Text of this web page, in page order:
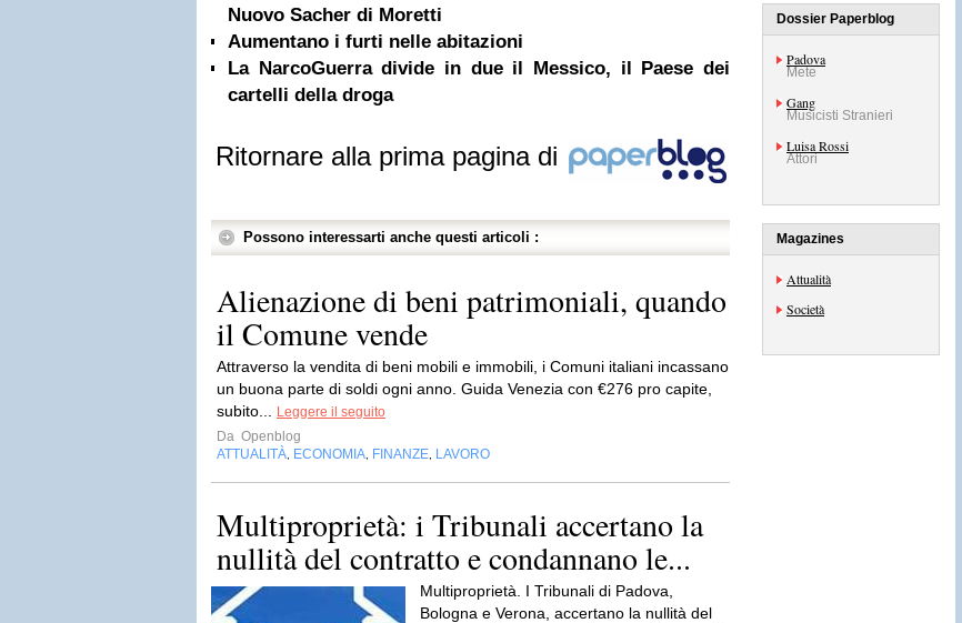
Nuovo Sacher di Moretti
Aumentano i furti nelle abitazioni
La NarcoGuerra divide in due il Messico, il Paese dei
cartelli della droga
Ritornare alla prima pagina di
Possono interessarti anche questi articoli :
Alienazione di beni patrimoniali, quando
il Comune vende
Attraverso la vendita di beni mobili e immobili, i Comuni italiani incassano
un buona parte di soldi ogni anno. Guida Venezia con €276 pro capite,
subito...
Leggere il seguito
Da Openblog
ATTUALITÀ ECONOMIA FINANZE LAVORO
Multiproprietà: i Tribunali accertano la
nullità del contratto e condannano le...
Multiproprietà. I Tribunali di Padova,
Bologna e Verona, accertano la nullità del
Dossier Paperblog
Padova
Mete
Gang
Musicisti Stranieri
Luisa Rossi
Attori
Magazines
Attualità
Società